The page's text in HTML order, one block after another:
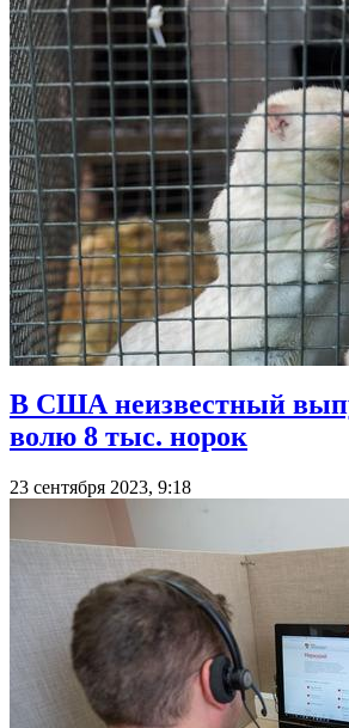
В США неизвестный
волю 8 тыс. норок
23 сентября 2023, 9:18